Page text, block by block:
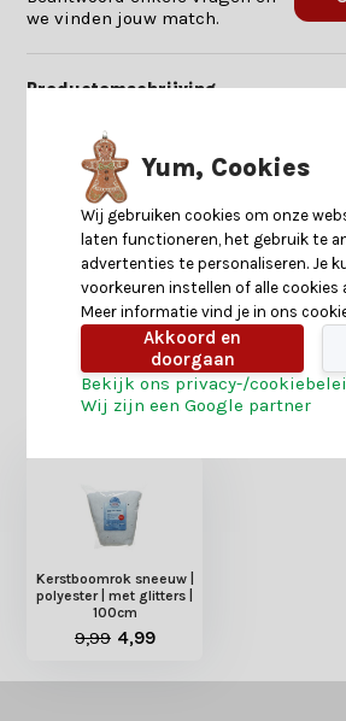
we vinden jouw match.
Productomschrijving
Specificaties
Reviews
Heb je nog interesse in deze
producten?
Kerstboomrok sneeuw |
polyester | met glitters |
100cm
9,99 4,99
Yum, Cookies
Wij gebruiken cookies om onze
laten functioneren, het gebruik te
advertenties te personaliseren. Je
voorkeuren instellen of alle cookies
Meer informatie vind je in ons
Akkoord en
doorgaan
Bekijk ons privacy-/
Wij zijn een Google partner